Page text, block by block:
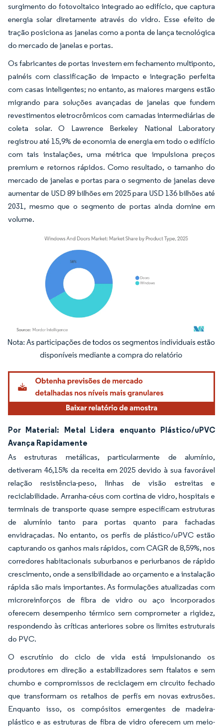
surgimento do fotovoltaico integrado ao edifício, que captura
energia solar diretamente através do vidro. Esse efeito de
tração posiciona as janelas como a ponta de lança tecnológica
do mercado de janelas e portas.
Os fabricantes de portas investem em fechamento multiponto,
painéis com classificação de impacto e integração perfeita
com casas inteligentes; no entanto, as maiores margens estão
migrando para soluções avançadas de janelas que fundem
revestimentos eletrocrômicos com camadas intermediárias de
coleta solar. O Lawrence Berkeley National Laboratory
registrou até 15,9% de economia de energia em todo o edifício
com tais instalações, uma métrica que impulsiona preços
premium e retornos rápidos. Como resultado, o tamanho do
mercado de janelas e portas para o segmento de janelas deve
aumentar de USD 89 bilhões em 2025 para USD 136 bilhões até
2031, mesmo que o segmento de portas ainda domine em
volume.
Imagem © Mordor Intelligence. O reuso requer atribuição conforme CC BY 4.0.
Por Material: Metal Lidera enquanto Plástico/uPVC
Avança Rapidamente
As estruturas metálicas, particularmente de alumínio,
detiveram 46,15% da receita em 2025 devido à sua favorável
relação resistência-peso, linhas de visão estreitas e
reciclabilidade. Arranha-céus com cortina de vidro, hospitais e
terminais de transporte quase sempre especificam estruturas
de alumínio tanto para portas quanto para fachadas
envidraçadas. No entanto, os perfis de plástico/uPVC estão
capturando os ganhos mais rápidos, com CAGR de 8,59%, nos
corredores habitacionais suburbanos e periurbanos de rápido
crescimento, onde a sensibilidade ao orçamento e a instalação
rápida são mais importantes. As formulações atualizadas com
microreinforços de fibra de vidro ou aço incorporados
oferecem desempenho térmico sem comprometer a rigidez,
respondendo às críticas anteriores sobre os limites estruturais
do PVC.
O escrutínio do ciclo de vida está impulsionando os
produtores em direção a estabilizadores sem ftalatos e sem
chumbo e compromissos de reciclagem em circuito fechado
que transformam os retalhos de perfis em novas extrusões.
Enquanto isso, os compósitos emergentes de madeira-
plástico e as estruturas de fibra de vidro oferecem um meio-